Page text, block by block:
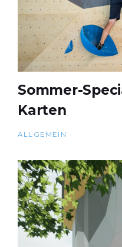
Sommer-
Karten
ALLGEMEIN